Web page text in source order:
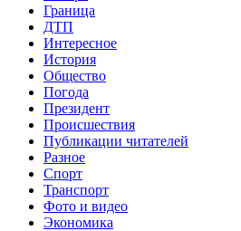
Граница
ДТП
Интересное
История
Общество
Погода
Президент
Происшествия
Публикации читателей
Разное
Спорт
Транспорт
Фото и видео
Экономика